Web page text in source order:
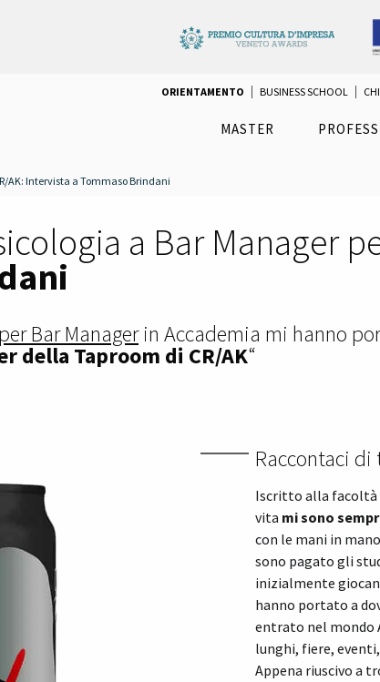
ORIENTAMENTO BUSINESS SCHOOL
MASTER
AK: Intervista a Tommaso Brindani
a Bar Manager
Bar Managerin Accademia mi hanno
della Taproom di CR/AK“
Raccontaci
Iscritto alla facoltà
vita mi sono
con le mani in
sono pagato gli
inizialmente
hanno portato a
entrato nel mondo
lunghi, fiere,
Appena riuscivo a